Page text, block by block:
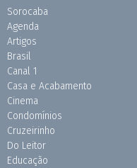
Sorocaba
Agenda
Artigos
Brasil
Canal 1
Casa e Acabamento
Cinema
Condomínios
Cruzeirinho
Do Leitor
Educação